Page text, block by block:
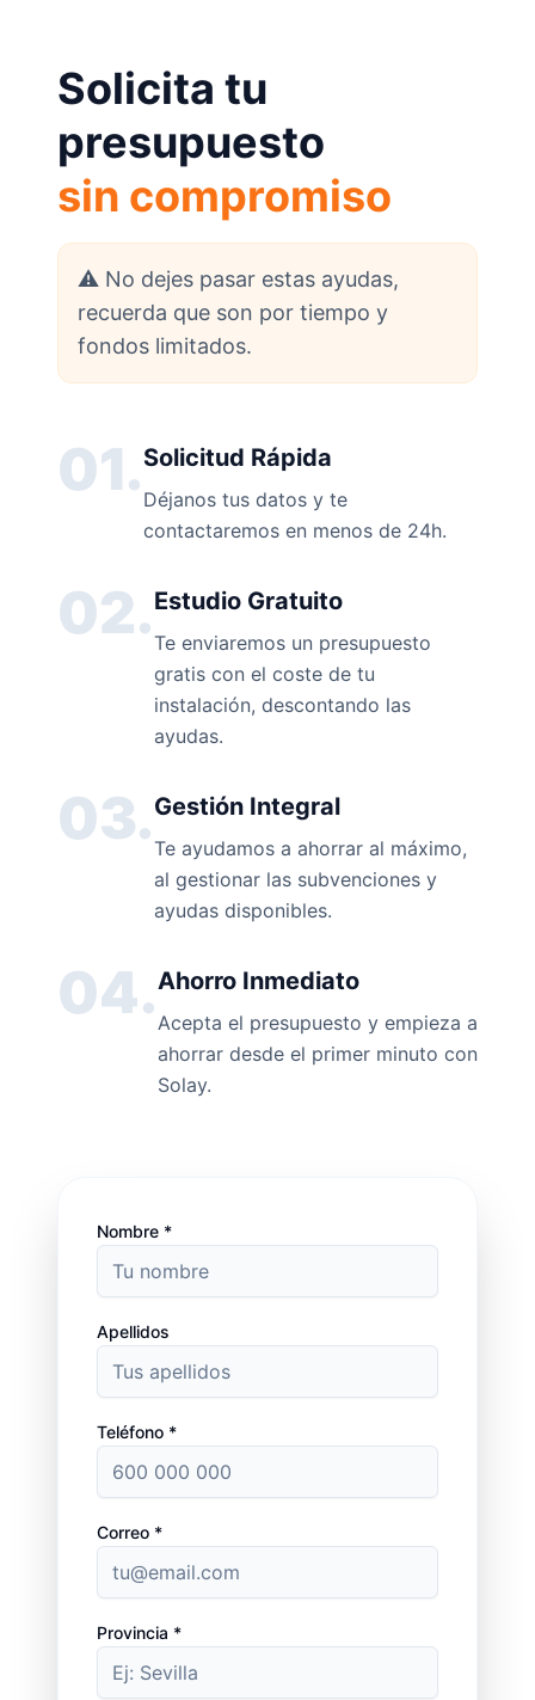
Solicita tu
presupuesto
sin compromiso
⚠️ No dejes pasar estas ayudas,
recuerda que son por tiempo y
fondos limitados.
01.Solicitud Rápida
Déjanos tus datos y te
contactaremos en menos de 24h.
02.Estudio Gratuito
Te enviaremos un presupuesto
gratis con el coste de tu
instalación, descontando las
ayudas.
03.Gestión Integral
Te ayudamos a ahorrar al máximo,
al gestionar las subvenciones y
ayudas disponibles.
04.Ahorro Inmediato
Acepta el presupuesto y empieza a
ahorrar desde el primer minuto con
Solay.
Nombre *
Apellidos
Teléfono *
Correo *
Provincia *